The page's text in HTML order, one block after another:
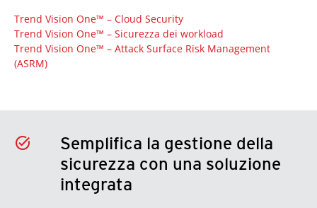
Trend Vision One™ – Cloud Security
Trend Vision One™ – Sicurezza dei workload
Trend Vision One™ – Attack Surface Risk Management
(ASRM)
Semplifica la gestione della
sicurezza con una soluzione
integrata